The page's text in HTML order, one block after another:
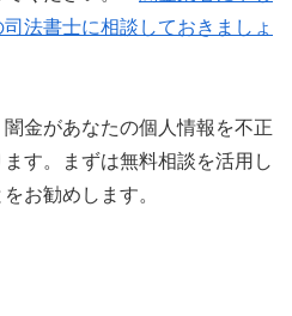
法書士に相談しておきましょ
金があなたの個人情報を不正
す。まずは無料相談を活用し
お勧めします。